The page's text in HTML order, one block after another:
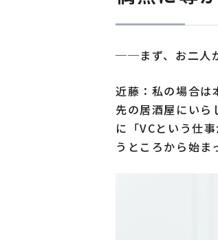
──まず、お二人
近藤：私の場合は
先の居酒屋にいら
に「VCという仕
うところから始ま